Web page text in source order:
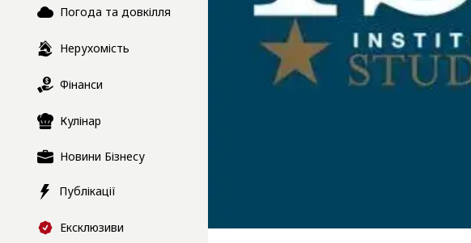
Погода та довкілля
Нерухомість
Фінанси
Кулінар
Новини Бізнесу
Публікації
Ексклюзиви